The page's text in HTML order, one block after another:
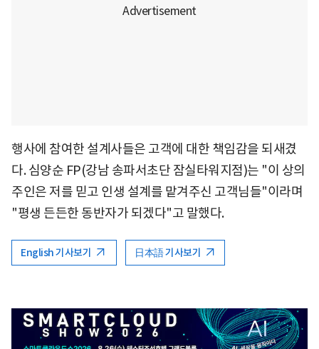
행사에 참여한 설계사들은 고객에 대한 책임감을 되새겼
다. 심양순 FP(강남 송파서초단 잠실타워지점)는 "이 상의
주인은 저를 믿고 인생 설계를 맡겨주신 고객님들"이라며
"평생 든든한 동반자가 되겠다"고 말했다.
English 기사보기 日本語 기사보기